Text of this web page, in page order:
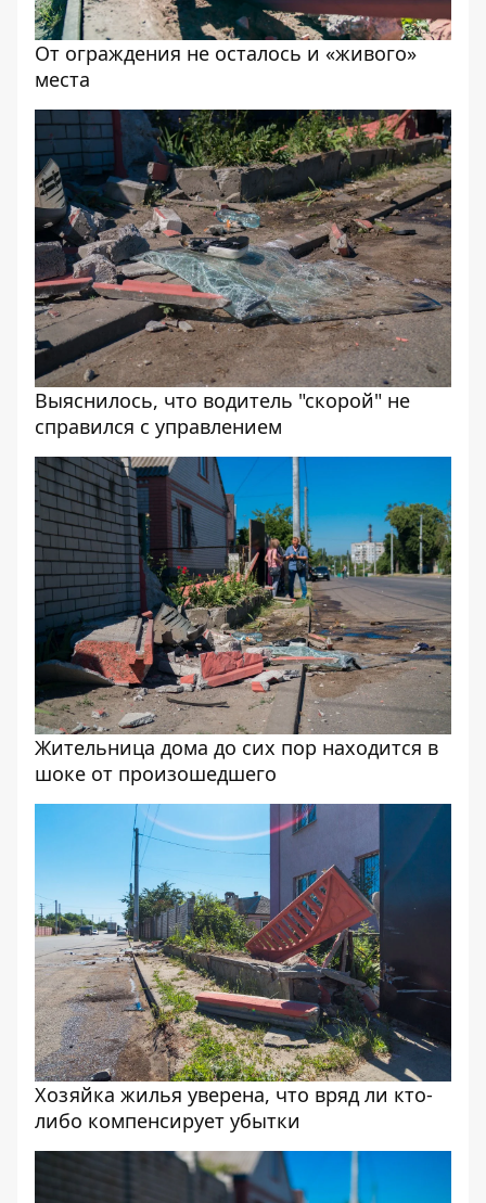
От ограждения не осталось и «живого»
места
Выяснилось, что водитель "скорой" не
справился с управлением
Жительница дома до сих пор находится в
шоке от произошедшего
Хозяйка жилья уверена, что вряд ли кто-
либо компенсирует убытки